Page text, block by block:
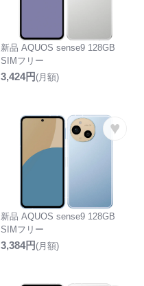
新品 AQUOS sense9 128GB
SIMフリー
3,424円(月額)
♥
新品 AQUOS sense9 128GB
SIMフリー
3,384円(月額)